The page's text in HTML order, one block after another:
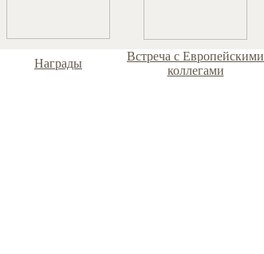
Награды
Встреча с Европейскими
коллегами